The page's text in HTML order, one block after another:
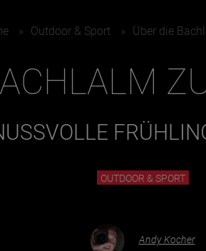
» Outdoor & Sport » Über die
OUTDOOR & SPORT
Andy Kocher